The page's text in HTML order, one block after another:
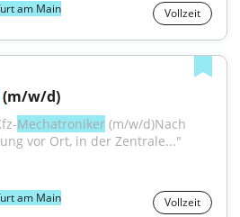
am Main Vollzeit
(m/w/d)
Mechatroniker (m/w/d)Nach
vor Ort, in der Zentrale..."
am Main Vollzeit